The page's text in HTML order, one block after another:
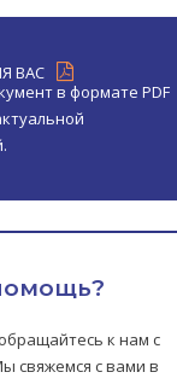
ВАС
в формате PDF
к нам с
свяжемся с вами в